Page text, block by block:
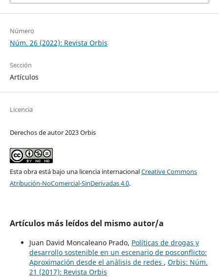
Número
Núm. 26 (2022): Revista Orbis
Sección
Artículos
Licencia
Derechos de autor 2023 Orbis
Esta obra está bajo una licencia internacionalCreative Commons
Atribución-NoComercial-SinDerivadas 4.0.
Artículos más leídos del mismo autor/a
Juan David Moncaleano Prado, Políticas de drogas y
desarrollo sostenible en un escenario de posconflicto:
Aproximación desde el análisis de redes , Orbis: Núm.
21 (2017): Revista Orbis